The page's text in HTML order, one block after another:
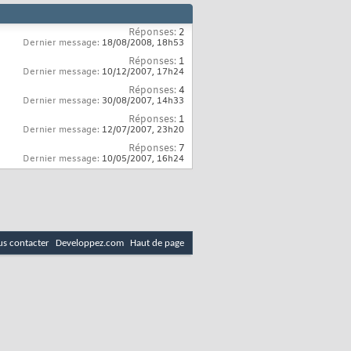
Réponses: 2
Dernier message: 18/08/2008, 18h53
Réponses: 1
Dernier message: 10/12/2007, 17h24
Réponses:4
Dernier message: 30/08/2007, 14h33
Réponses: 1
Dernier message: 12/07/2007, 23h20
Réponses: 7
Dernier message: 10/05/2007, 16h24
contacter Developpez.com Haut de page